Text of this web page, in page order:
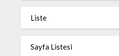
Liste
Sayfa Listesi